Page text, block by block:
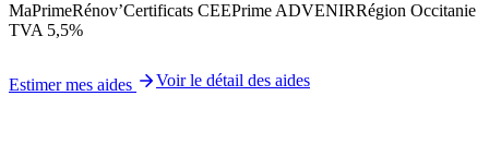
MaPrimeRénov’Certificats CEEPrime ADVENIRRégion Occitanie
TVA 5,5%
Estimer mes aides Voir le détail des aides